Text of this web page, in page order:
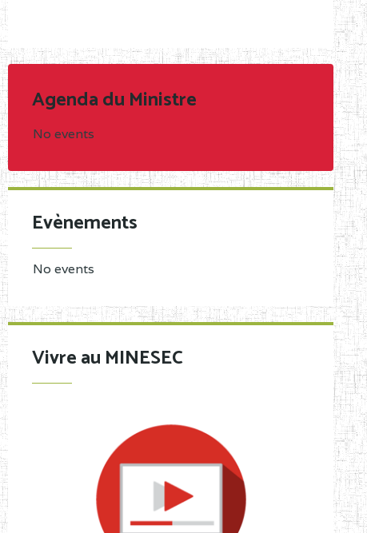
Agenda du Ministre
No events
Evènements
No events
Vivre au MINESEC